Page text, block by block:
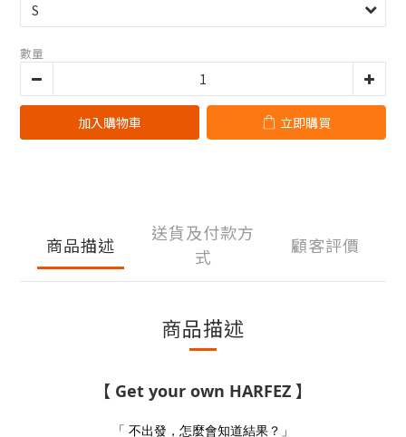
數量
加入購物車 立即購買
商品描述
送貨及付款方
式
顧客評價
商品描述
【 Get your own HARFEZ 】
「 不出發，怎麼會知道結果？」